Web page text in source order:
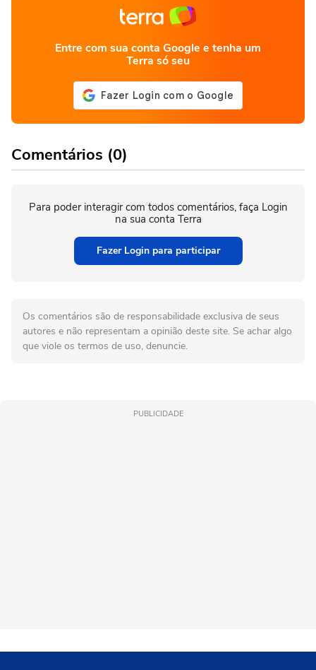
Entre com sua conta Google e tenha um
Terra só seu
Comentários (0)
Para poder interagir com todos comentários, faça Login
na sua conta Terra
Fazer Login para participar
Os comentários são de responsabilidade exclusiva de seus
autores e não representam a opinião deste site. Se achar algo
que viole os termos de uso, denuncie.
PUBLICIDADE